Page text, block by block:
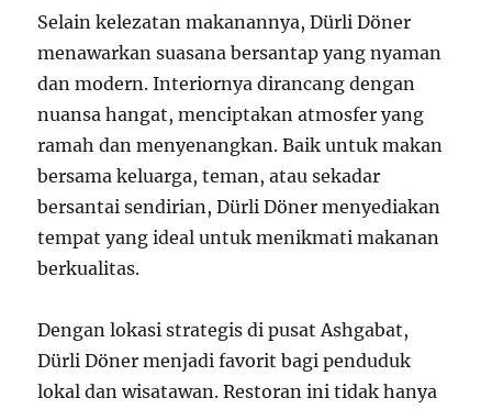
Selain kelezatan makanannya, Dürli Döner
menawarkan suasana bersantap yang nyaman
dan modern. Interiornya dirancang dengan
nuansa hangat, menciptakan atmosfer yang
ramah dan menyenangkan. Baik untuk makan
bersama keluarga, teman, atau sekadar
bersantai sendirian, Dürli Döner menyediakan
tempat yang ideal untuk menikmati makanan
berkualitas.
Dengan lokasi strategis di pusat Ashgabat,
Dürli Döner menjadi favorit bagi penduduk
lokal dan wisatawan. Restoran ini tidak hanya